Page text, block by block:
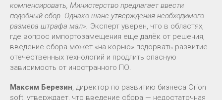
компенсировать, Министерство предлагает ввести
подобный сбор. Однако шанс утверждения необходимого
размера штрафа мал». Эксперт уверен, что в областях,
где вопрос импортозамещения еще далёк от решения,
введение сбора может «на корню» подорвать развитие
отечественных технологий и продлить опасную
зависимость от иностранного ПО.
Максим Березин, директор по развитию бизнеса Orion
soft, утверждает, что введение сбора — недостаточная